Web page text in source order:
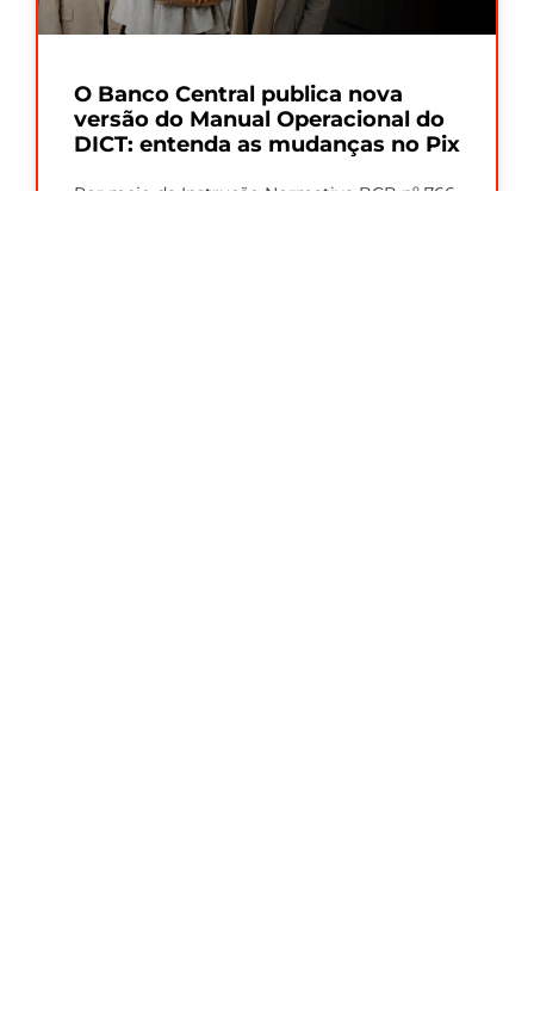
O Banco Central publica nova
versão do Manual Operacional do
DICT: entenda as mudanças no Pix
Por meio da Instrução Normativa BCB nº 766,